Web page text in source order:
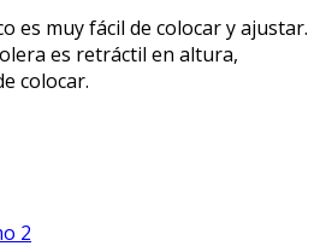
es muy fácil de colocar y ajustar.
es retráctil en altura,
colocar.